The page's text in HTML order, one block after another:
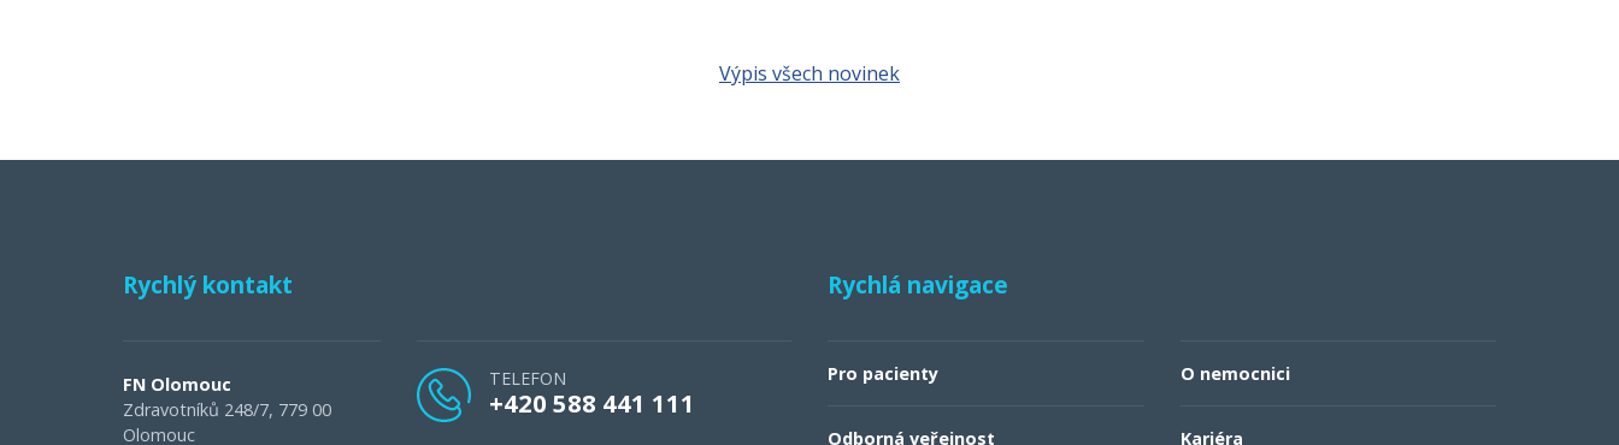
Výpis všech novinek
Rychlý kontakt
FN Olomouc
Zdravotníků 248/7, 779 00
Olomouc
TELEFON
+420 588 441 111
Rychlá navigace
Pro pacienty
Odborná veřejnost
O nemocnici
Kariéra